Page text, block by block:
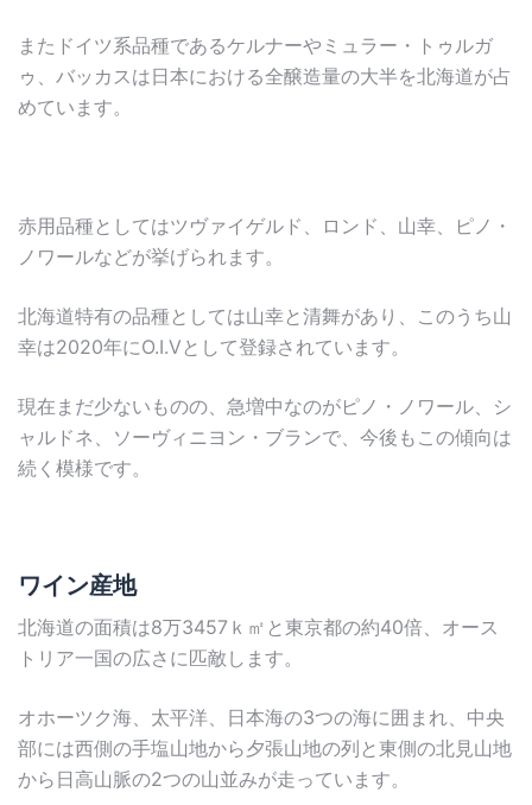
またドイツ系品種であるケルナーやミュラー・トゥルガ
ゥ、バッカスは日本における全醸造量の大半を北海道が占
めています。
赤用品種としてはツヴァイゲルド、ロンド、山幸、ピノ・
ノワールなどが挙げられます。
北海道特有の品種としては山幸と清舞があり、このうち山
幸は2020年にO.I.Vとして登録されています。
現在まだ少ないものの、急増中なのがピノ・ノワール、シ
ャルドネ、ソーヴィニヨン・ブランで、今後もこの傾向は
続く模様です。
ワイン産地
北海道の面積は8万3457ｋ㎡と東京都の約40倍、オース
トリア一国の広さに匹敵します。
オホーツク海、太平洋、日本海の3つの海に囲まれ、中央
部には西側の手塩山地から夕張山地の列と東側の北見山地
から日高山脈の2つの山並みが走っています。